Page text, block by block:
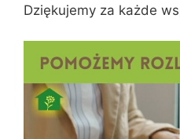
Dziękujemy za każde